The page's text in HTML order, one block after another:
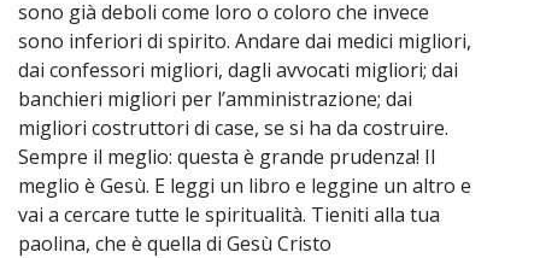
sono già deboli come loro o coloro che invece
sono inferiori di spirito. Andare dai medici migliori,
dai confessori migliori, dagli avvocati migliori; dai
banchieri migliori per l’amministrazione; dai
migliori costruttori di case, se si ha da costruire.
Sempre il meglio: questa è grande prudenza! Il
meglio è Gesù. E leggi un libro e leggine un altro e
vai a cercare tutte le spiritualità. Tieniti alla tua
paolina, che è quella di Gesù Cristo